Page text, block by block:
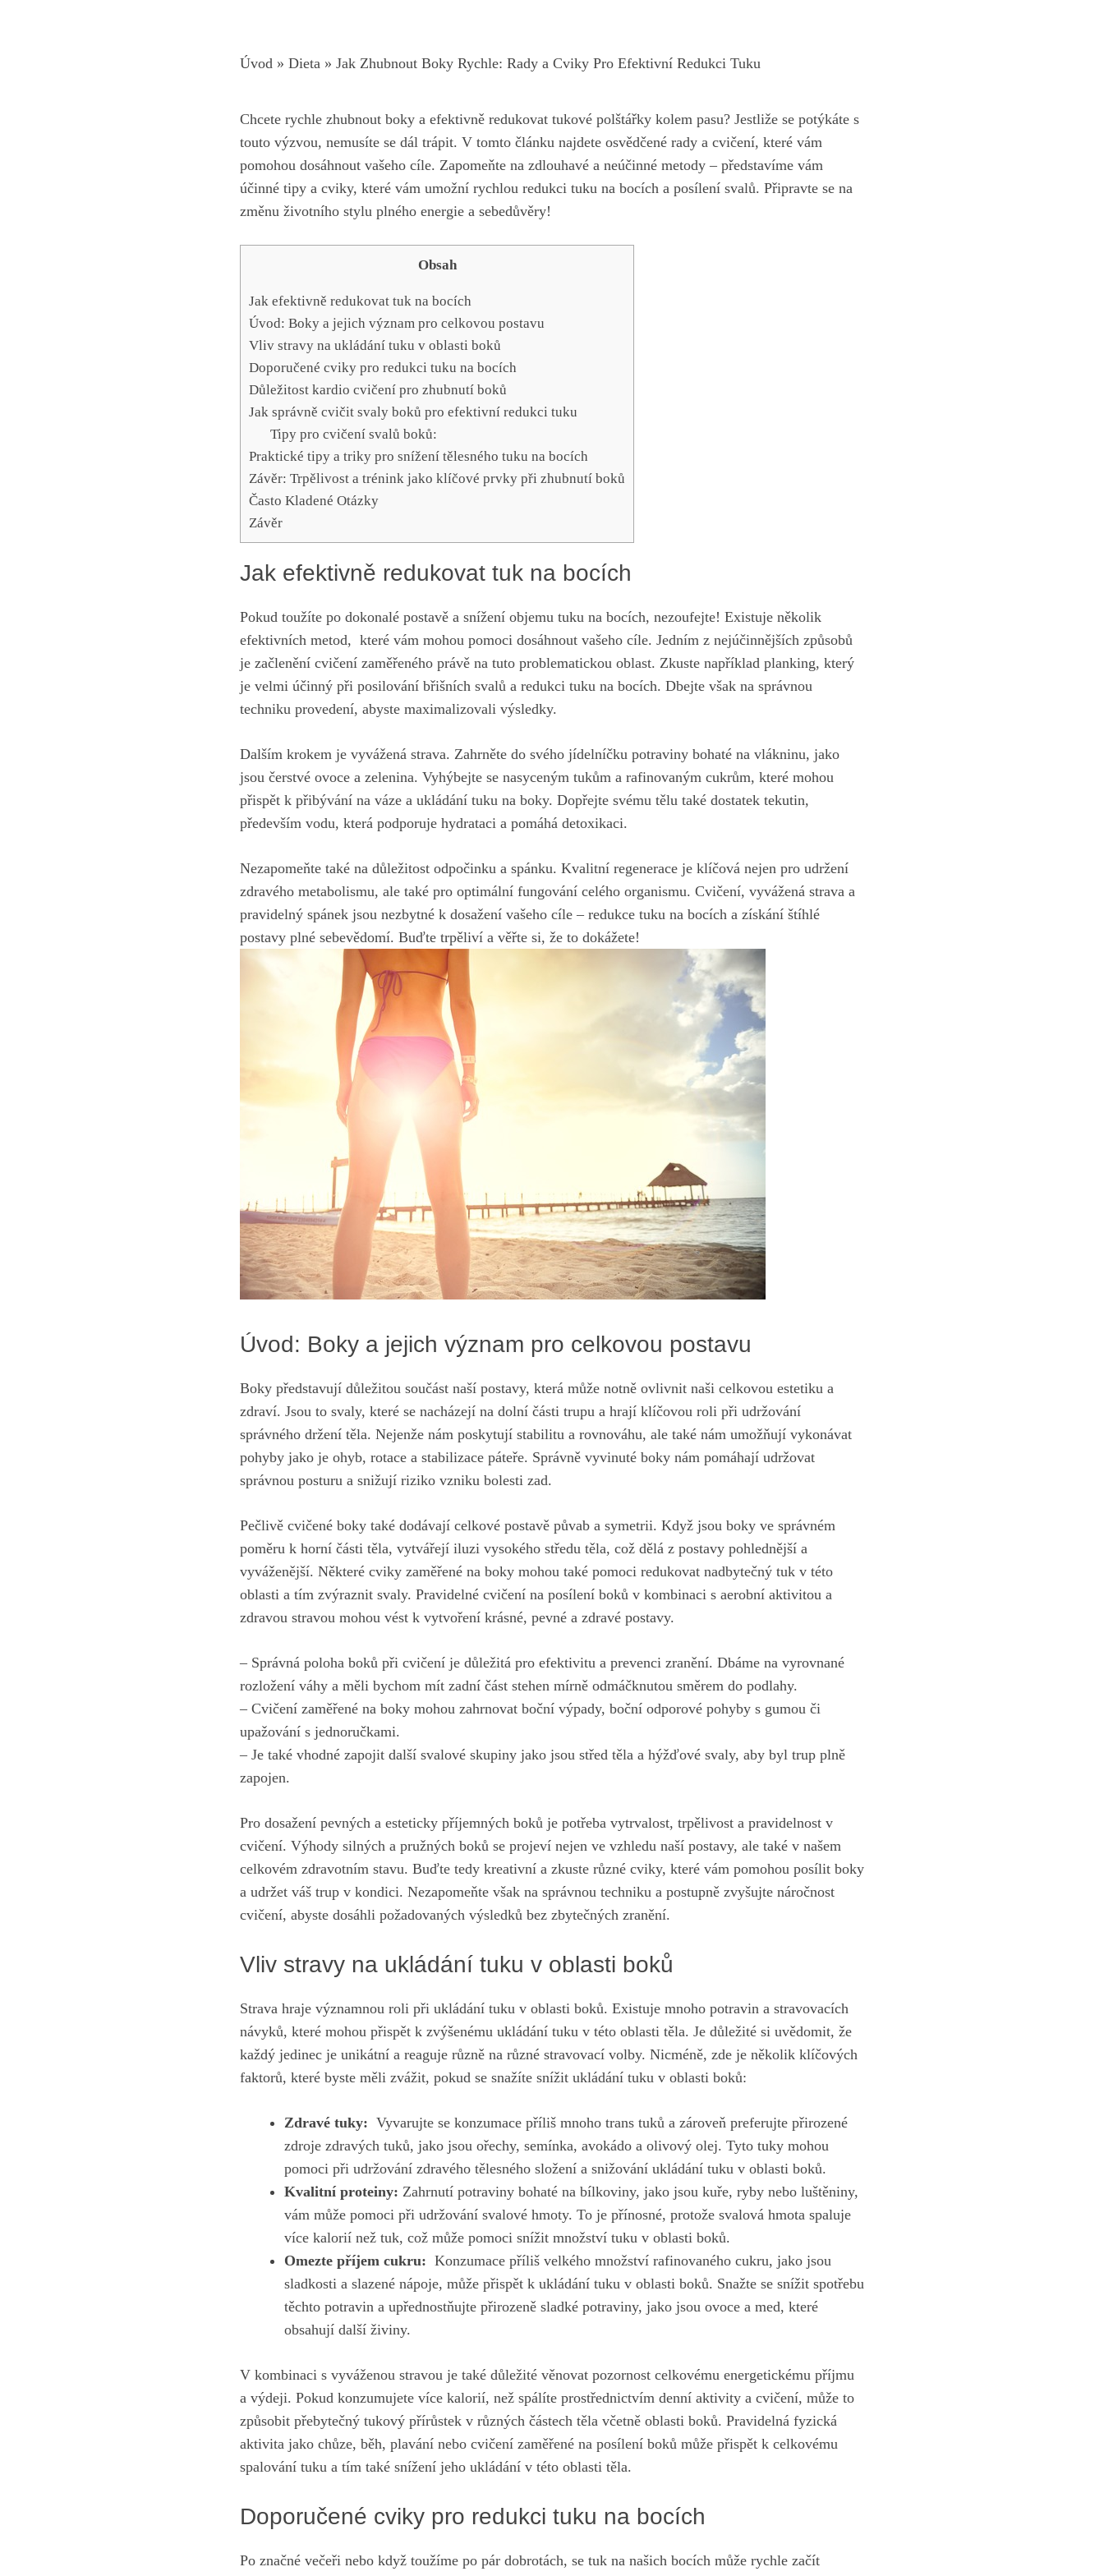
Úvod » Dieta » Jak Zhubnout Boky Rychle: Rady a Cviky Pro Efektivní Redukci Tuku
Chcete rychle zhubnout boky a efektivně redukovat tukové polštářky kolem pasu? Jestliže se potýkáte‍ s​
touto ​výzvou, nemusíte se dál‍ trápit. V tomto článku najdete osvědčené rady a cvičení, které‌ vám
pomohou dosáhnout vašeho cíle. Zapomeňte na zdlouhavé a neúčinné metody – ‌představíme vám
účinné ‍tipy⁤ a cviky, které ​vám umožní‌ rychlou redukci⁢ tuku na bocích a posílení svalů. ⁤Připravte se na
změnu životního stylu plného energie a⁤ sebedůvěry!
Obsah
Jak efektivně redukovat tuk na bocích
Úvod: Boky a jejich význam pro celkovou‍ postavu
Vliv stravy na ukládání tuku v oblasti boků
Doporučené cviky pro redukci tuku na bocích
Důležitost kardio cvičení pro zhubnutí ‍boků
Jak správně⁤ cvičit svaly boků pro efektivní redukci tuku
Tipy pro cvičení svalů boků:
Praktické tipy a triky​ pro‌ snížení tělesného tuku na bocích
Závěr: Trpělivost a trénink ⁣jako klíčové prvky‍ při ‌zhubnutí boků
Často Kladené‍ Otázky
Závěr
Jak efektivně redukovat tuk na bocích
Pokud toužíte po dokonalé postavě a snížení objemu tuku na bocích, nezoufejte!⁢ Existuje několik
efektivních ‌metod, ⁤ které⁢ vám mohou pomoci dosáhnout vašeho cíle. Jedním z nejúčinnějších způsobů
je začlenění cvičení zaměřeného právě na tuto problematickou oblast. Zkuste⁣ například planking, který
je velmi účinný při posilování ⁢břišních⁢ svalů ⁣a redukci‍ tuku na bocích. Dbejte však na správnou
techniku ⁢provedení, abyste maximalizovali výsledky.
Dalším krokem je vyvážená strava. ⁣Zahrněte do svého jídelníčku potraviny bohaté na vlákninu, jako
jsou čerstvé ovoce a zelenina. Vyhýbejte se nasyceným tukům ⁤a rafinovaným cukrům, které mohou
přispět k přibývání na váze a ukládání tuku na boky. Dopřejte ⁤svému tělu také dostatek tekutin,
především vodu, ​která podporuje hydrataci ​a pomáhá detoxikaci.
Nezapomeňte také na důležitost odpočinku a ⁢spánku. Kvalitní regenerace ​je klíčová nejen pro​ udržení
zdravého metabolismu, ale také ⁢pro optimální ⁣fungování celého organismu. Cvičení, vyvážená strava a
pravidelný spánek⁣ jsou nezbytné k dosažení vašeho cíle – redukce tuku na bocích⁣ a získání štíhlé
postavy plné sebevědomí. Buďte​ trpěliví⁣ a věřte si, že‍ to dokážete!
Úvod: Boky a jejich význam pro celkovou‍ postavu
Boky ​představují důležitou součást naší postavy, která⁢ může notně ovlivnit naši celkovou ⁢estetiku a
zdraví. ⁤Jsou to ⁤svaly, které⁤ se nacházejí na dolní ‌části trupu a hrají klíčovou roli při udržování
správného držení těla. Nejenže nám poskytují stabilitu a ⁢rovnováhu, ale také nám umožňují vykonávat
pohyby jako⁢ je ohyb, rotace a stabilizace páteře. Správně vyvinuté ⁢boky nám⁤ pomáhají udržovat
správnou posturu a snižují riziko vzniku bolesti zad.
Pečlivě cvičené ⁢boky také dodávají⁤ celkové postavě ⁣půvab a symetrii. Když jsou boky ve správném
poměru ‍k horní části těla, vytvářejí iluzi vysokého ⁤středu ​těla, což dělá z postavy​ pohlednější a
vyváženější. Některé cviky zaměřené na boky mohou také pomoci redukovat ⁢nadbytečný tuk v této
oblasti a tím ‍zvýraznit svaly. ​Pravidelné cvičení na posílení boků v kombinaci s aerobní aktivitou a
zdravou stravou mohou ‍vést k vytvoření krásné, pevné a ‍zdravé postavy.
– Správná‌ poloha boků ⁣při cvičení ‍je důležitá pro efektivitu a prevenci zranění. Dbáme na‌ vyrovnané
rozložení váhy ​a měli ⁣bychom mít zadní část stehen mírně odmáčknutou směrem do podlahy.
– Cvičení zaměřené na boky mohou zahrnovat boční výpady, boční odporové ​pohyby s gumou‍ či
upažování s‌ jednoručkami.
– Je také vhodné zapojit další‌ svalové skupiny ⁣jako jsou střed těla a hýžďové svaly, ⁣aby ‍byl trup plně
zapojen.
Pro dosažení pevných a esteticky příjemných boků⁤ je potřeba vytrvalost, trpělivost​ a pravidelnost ⁣v
cvičení. Výhody‌ silných a pružných boků se projeví nejen‌ ve vzhledu naší postavy,‌ ale také v našem
celkovém zdravotním stavu. Buďte tedy kreativní a zkuste různé cviky, které vám pomohou posílit boky
a udržet váš trup v kondici.⁤ Nezapomeňte však na ‌správnou ​techniku a postupně zvyšujte náročnost
⁢cvičení, abyste dosáhli požadovaných výsledků bez zbytečných zranění.
Vliv stravy na ukládání tuku v oblasti boků
Strava​ hraje⁣ významnou ⁢roli při ukládání tuku v ⁤oblasti boků. Existuje mnoho potravin a stravovacích
návyků, které mohou přispět⁢ k zvýšenému ukládání tuku‍ v této oblasti těla. Je ​důležité si uvědomit, že
každý jedinec je unikátní a reaguje různě na různé stravovací volby. Nicméně, zde je‌ několik klíčových
faktorů, které byste měli zvážit, ​pokud se snažíte ‍snížit⁣ ukládání tuku v oblasti boků:
Zdravé tuky: ⁤ Vyvarujte se konzumace ‍příliš mnoho ⁤trans tuků a⁣ zároveň‍ preferujte přirozené
zdroje zdravých tuků, jako⁤ jsou ořechy, semínka, avokádo a olivový ⁤olej. Tyto tuky mohou
‌pomoci při udržování⁢ zdravého tělesného složení a snižování ukládání ⁢tuku v ⁢oblasti boků.
Kvalitní proteiny: Zahrnutí potraviny bohaté na bílkoviny, jako jsou ⁢kuře,⁤ ryby nebo luštěniny,
vám může pomoci při udržování svalové hmoty. ⁢To je⁣ přínosné,‍ protože svalová hmota​ spaluje
více kalorií než tuk, což ‌může pomoci snížit množství tuku v oblasti boků.
Omezte příjem cukru: ‌ Konzumace příliš velkého množství rafinovaného cukru, jako jsou
sladkosti a ⁤slazené nápoje, může přispět k ukládání tuku v oblasti boků. Snažte se‍ snížit spotřebu
těchto potravin a upřednostňujte přirozeně sladké potraviny,⁢ jako jsou ovoce a med, ‍které
obsahují další živiny.
V kombinaci s vyváženou stravou je také důležité věnovat pozornost celkovému energetickému ​příjmu
a​ výdeji. Pokud konzumujete ⁤více kalorií, než spálíte prostřednictvím denní aktivity a cvičení, může to
způsobit přebytečný tukový⁤ přírůstek v různých částech těla včetně ⁢oblasti boků. Pravidelná fyzická
aktivita jako chůze, ‍běh, plavání nebo‌ cvičení zaměřené ⁣na posílení boků může přispět k celkovému
spalování tuku a ‍tím také snížení jeho ukládání v této oblasti⁤ těla.
Doporučené cviky pro redukci tuku na bocích
Po značné večeři nebo když‍ toužíme po⁤ pár dobrotách, se tuk na našich bocích může rychle ‍začít⁤